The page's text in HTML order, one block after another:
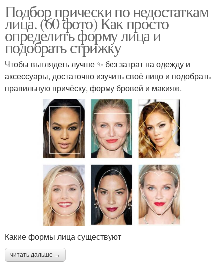
Подбор прически по недостаткам
лица. (60 фото) Как просто
определить форму лица и
подобрать стрижку
Чтобы выглядеть лучше ✨ без затрат на одежду и
аксессуары, достаточно изучить своё лицо и подобрать
правильную причёску, форму бровей и макияж.
Какие формы лица существуют
читать дальше →